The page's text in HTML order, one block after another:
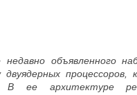
недавно объявленного
двуядерных процессоров,
В ее архитектуре